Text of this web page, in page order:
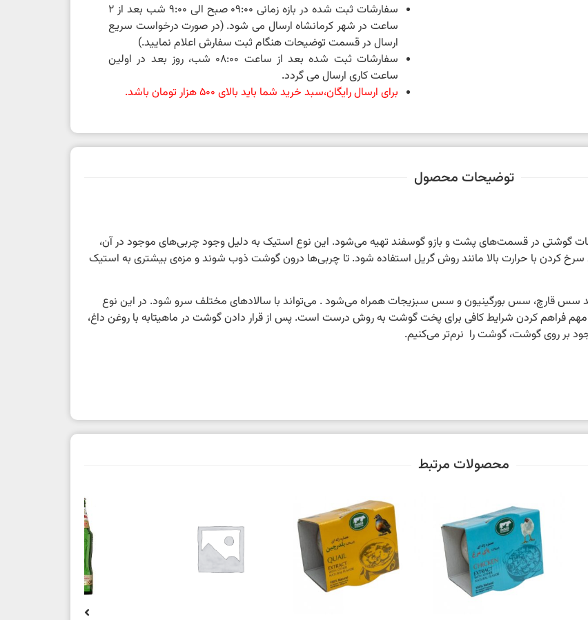
سفارشات ثبت شده در بازه زمانی 09:00 صبح الی 9:00 شب بعد از 2
ساعت در شهر کرمانشاه ارسال می شود. (در صورت درخواست سریع
ارسال در قسمت توضیحات هنگام ثبت سفارش اعلام نمایید.)
سفارشات ثبت شده بعد از ساعت 08:00 شب، روز بعد در اولین
ساعت کاری ارسال می گردد.
برای ارسال رایگان،سبد خرید شما باید بالای 500 هزار تومان باشد.
توضیحات محصول
گوشتی در قسمت‌های پشت و بازو گوسفند تهیه می‌شود. این نوع استیک به دلیل وجود چربی‌های موجود در آن،
کردن با حرارت بالا مانند روش گریل استفاده شود. تا چربی‌ها درون گوشت ذوب شوند و مزه‌ی بیشتری به استیک
قارچ، سس بورگینیون و سس سبزیجات همراه می‌شود . می‌تواند با سالاد‌های مختلف سرو شود. در این نوع
فراهم کردن شرایط کافی برای پخت گوشت به روش درست است. پس از قرار دادن گوشت در ماهیتابه با روغن داغ،
بر روی گوشت، گوشت را نرم‌تر می‌کنیم.
محصولات مرتبط